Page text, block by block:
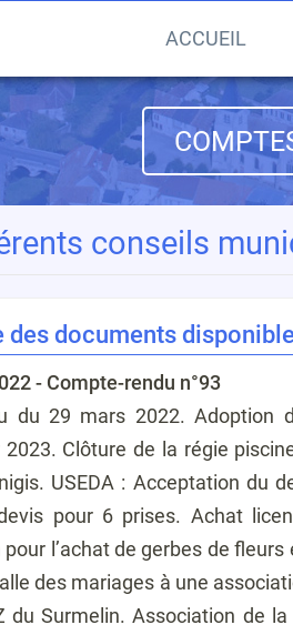
ACCUEIL
conseils
des documents
- Compte-rendu n°93
du 29 mars 2022. Adoption
Clôture de la régie
USEDA : Acceptation du
pour 6 prises. Achat
l’achat de gerbes de
des mariages à une
du Surmelin. Association de